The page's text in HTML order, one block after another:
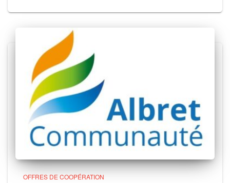
OFFRES DE COOPÉRATION